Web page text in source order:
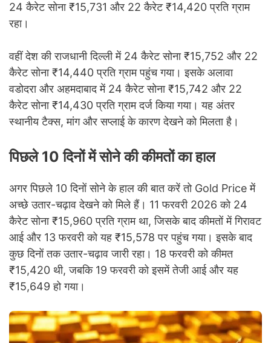
24 कैरेट सोना ₹15,731 और 22 कैरेट ₹14,420 प्रति ग्राम
रहा।
वहीं देश की राजधानी दिल्ली में 24 कैरेट सोना ₹15,752 और 22
कैरेट सोना ₹14,440 प्रति ग्राम पहुंच गया। इसके अलावा
वडोदरा और अहमदाबाद में 24 कैरेट सोना ₹15,742 और 22
कैरेट सोना ₹14,430 प्रति ग्राम दर्ज किया गया। यह अंतर
स्थानीय टैक्स, मांग और सप्लाई के कारण देखने को मिलता है।
पिछले 10 दिनों में सोने की कीमतों का हाल
अगर पिछले 10 दिनों सोने के हाल की बात करें तो Gold Price में
अच्छे उतार-चढ़ाव देखने को मिले हैं। 11 फरवरी 2026 को 24
कैरेट सोना ₹15,960 प्रति ग्राम था, जिसके बाद कीमतों में गिरावट
आई और 13 फरवरी को यह ₹15,578 पर पहुंच गया। इसके बाद
कुछ दिनों तक उतार-चढ़ाव जारी रहा। 18 फरवरी को कीमत
₹15,420 थी, जबकि 19 फरवरी को इसमें तेजी आई और यह
₹15,649 हो गया।